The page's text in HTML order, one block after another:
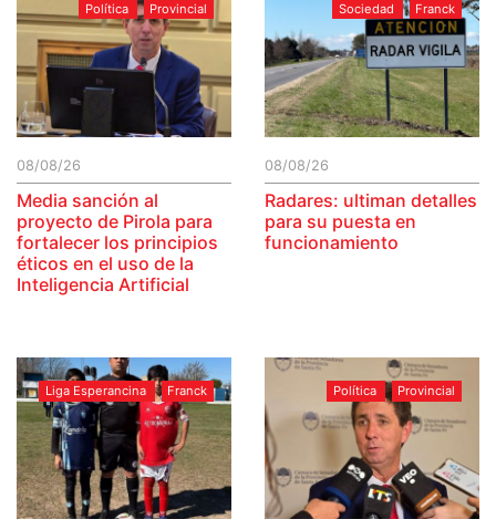
Política Provincial
08/08/26
Media sanción al
proyecto de Pirola para
fortalecer los principios
éticos en el uso de la
Inteligencia Artificial
Sociedad Franck
08/08/26
Radares: ultiman detalles
para su puesta en
funcionamiento
Liga Esperancina Franck Política Provincial